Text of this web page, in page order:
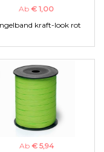
Ab € 1,00
kraft-look rot
Ab € 5,94